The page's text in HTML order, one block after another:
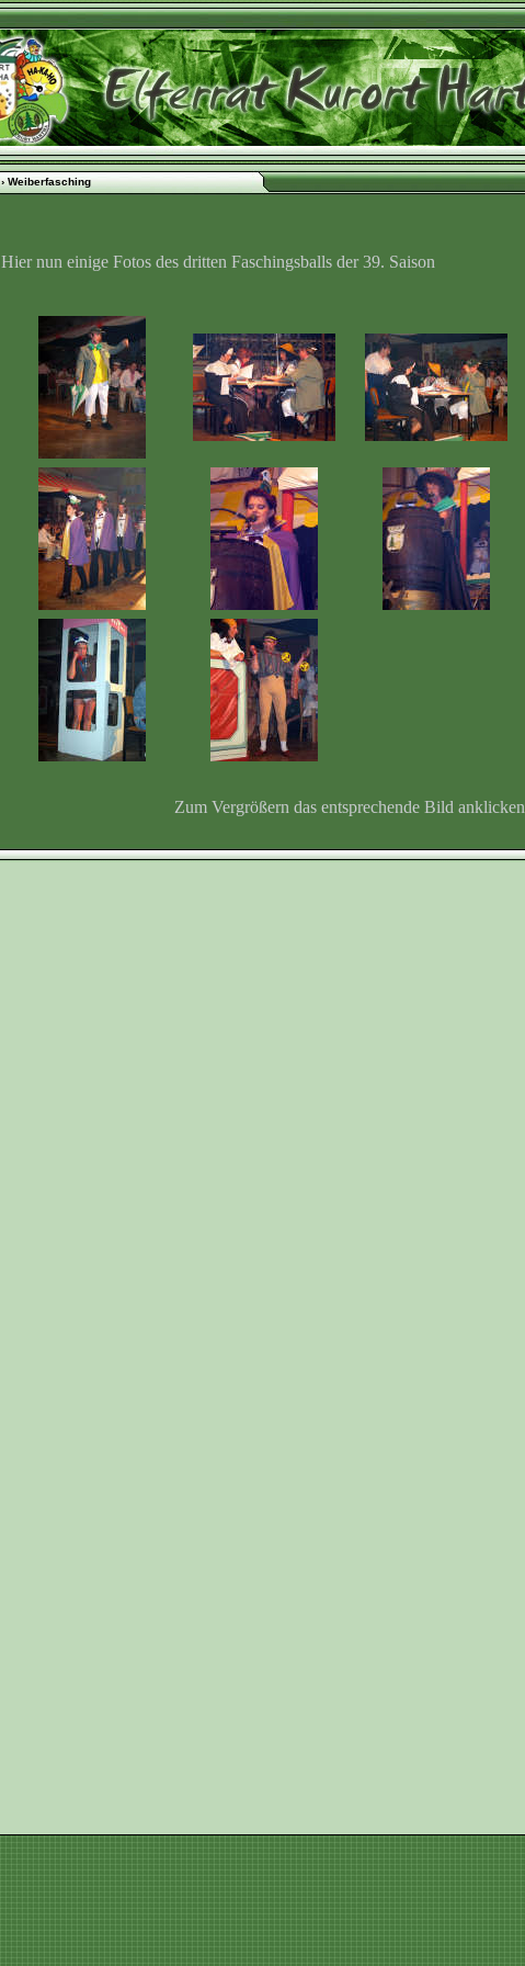
› Weiberfasching
Hier nun einige Fotos des dritten Faschingsballs der 39. Saison
Zum Vergrößern das entsprechende Bild anklicken